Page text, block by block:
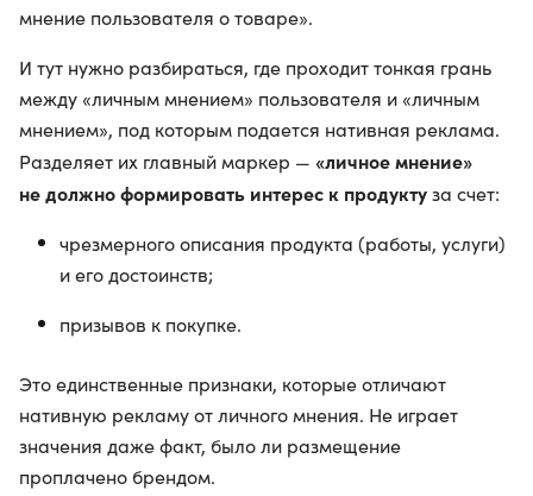
мнение пользователя о товаре».
И тут нужно разбираться, где проходит тонкая грань
между «личным мнением» пользователя и «личным
мнением», под которым подается нативная реклама.
Разделяет их главный маркер — «личное мнение»
не должно формировать интерес к продуктуза счет:
чрезмерного описания продукта (работы, услуги)
и его достоинств;
призывов к покупке.
Это единственные признаки, которые отличают
нативную рекламу от личного мнения. Не играет
значения даже факт, было ли размещение
проплачено брендом.